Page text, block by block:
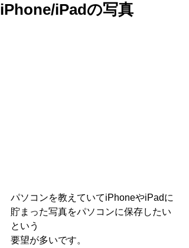
iPhone/iPadの写真
パソコンを教えていてiPhoneやiPadに
貯まった写真をパソコンに保存したい
という
要望が多いです。